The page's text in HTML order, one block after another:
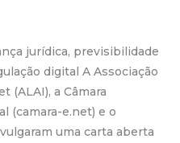
jurídica, previsibilidade
digital A Associação
(ALAI), a Câmara
(camara-e.net) e o
uma carta aberta